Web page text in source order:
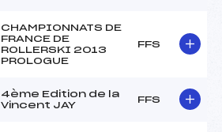
CHAMPIONNATS DE
FRANCE DE
ROLLERSKI 2013
PROLOGUE
FFS
4ème Edition de la
Vincent JAY
FFS